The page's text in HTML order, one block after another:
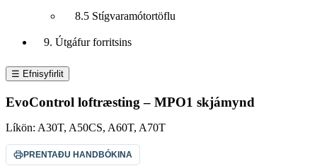
8.5 Stígvaramótortöflu
9. Útgáfur forritsins
☰ Efnisyfirlit
EvoControl loftræsting – MPO1 skjámynd
Líkön: A30T, A50CS, A60T, A70T
PRENTAÐU HANDBÓKINA